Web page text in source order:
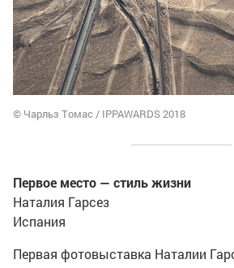
© Чарльз Томас / IPPAWARDS 2018
Первое место — стиль жизни
Наталия Гарсез
Испания
Первая фотовыставка Наталии